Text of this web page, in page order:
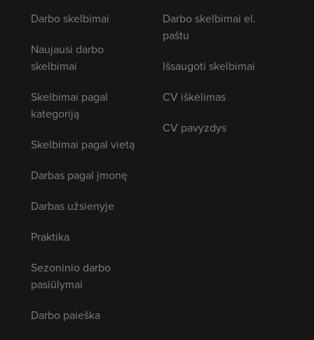
Darbo skelbimai
Naujausi darbo
skelbimai
Skelbimai pagal
kategoriją
Skelbimai pagal vietą
Darbas pagal įmonę
Darbas užsienyje
Praktika
Sezoninio darbo
pasiūlymai
Darbo paieška
Darbo skelbimai el.
paštu
Išsaugoti skelbimai
CV iškėlimas
CV pavyzdys